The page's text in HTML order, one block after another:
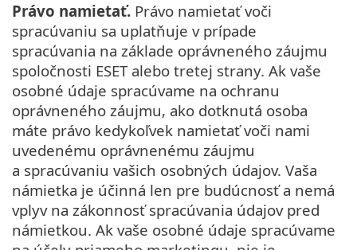
Právo namietať. Právo namietať voči
spracúvaniu sa uplatňuje v prípade
spracúvania na základe oprávneného záujmu
spoločnosti ESET alebo tretej strany. Ak vaše
osobné údaje spracúvame na ochranu
oprávneného záujmu, ako dotknutá osoba
máte právo kedykoľvek namietať voči nami
uvedenému oprávnenému záujmu
a spracúvaniu vašich osobných údajov. Vaša
námietka je účinná len pre budúcnosť a nemá
vplyv na zákonnosť spracúvania údajov pred
námietkou. Ak vaše osobné údaje spracúvame